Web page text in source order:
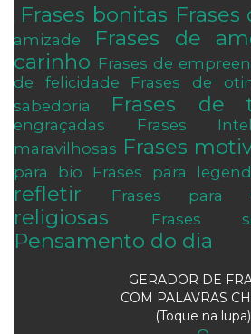
Frases bonitas Frases
amizade
Frases de
carinho Frases de
de felicidade
Frases de
sabedoria
Frases de
engraçadas
Frases
maravilhosas Frases
para bio
Frases para
refletir
Frases para
religiosas
Frases
Pensamento do dia
GERADOR DE
COM PALAVRAS
(Toque na lupa)